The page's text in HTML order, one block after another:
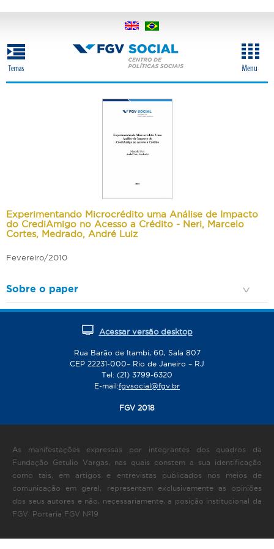
conteúdo
principal
Experimentando Microcrédito uma Análise de Impacto
do CrediAmigo no Acesso a Crédito - Neri, Marcelo
Cortes, Medrado, André Luiz
Fevereiro/2010
Sobre o paper
Acessar versão desktop
Rua Barão de Itambi, 60, Sala 807
CEP 22231-000– Rio de Janeiro – RJ
Tel: (21) 3799-6320
E-mail:fgvsocial@fgv.br
FGV 2018
As manifestações expressas por integrantes dos quadros da
Fundação Getulio Vargas, nas quais constem a sua identificação
como tais, em artigos e entrevistas publicados nos meios de
comunicação em geral, representam exclusivamente as opiniões
dos seus autores e não, necessariamente, a posição institucional da
FGV. Portaria FGV Nº19